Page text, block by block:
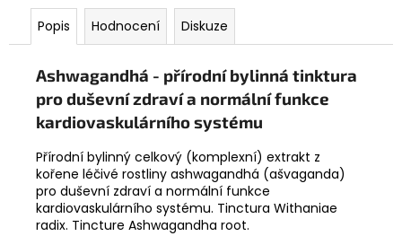
Popis Hodnocení Diskuze
Ashwagandhá - přírodní bylinná tinktura
pro duševní zdraví a normální funkce
kardiovaskulárního systému
Přírodní bylinný celkový (komplexní) extrakt z
kořene léčivé rostliny ashwagandhá (ašvaganda)
pro duševní zdraví a normální funkce
kardiovaskulárního systému. Tinctura Withaniae
radix. Tincture Ashwagandha root.
PERUÁNSKÁ
PHYSALIS
100G
Kč